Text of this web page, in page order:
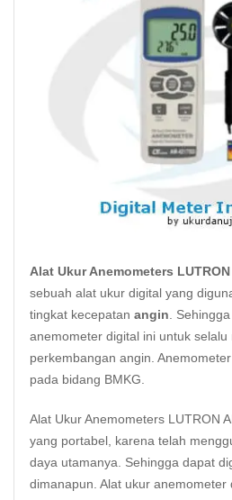
Alat Ukur Anemometers LUTRON
sebuah alat ukur digital yang
tingkat kecepatan angin .
anemometer digital ini untuk selalu
perkembangan angin.
pada bidang BMKG.
Alat Ukur Anemometers LUTRON
yang portabel, karena telah
daya utamanya. Sehingga dapat
dimanapun. Alat ukur anemometer